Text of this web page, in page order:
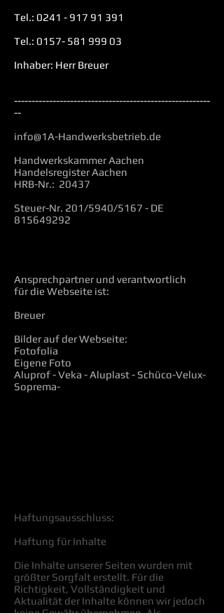
Tel.: 0241 - 917 91 391
Tel.: 0157- 581 999 03
Inhaber: Herr Breuer
--------------------------------------------------------
--
info@1A-Handwerksbetrieb.de
Handwerkskammer Aachen
Handelsregister Aachen
HRB-Nr.: 20437
Steuer-Nr. 201/5940/5167 - DE
815649292
Ansprechpartner und verantwortlich
für die Webseite ist:
Breuer
Bilder auf der Webseite:
Fotofolia
Eigene Foto
Aluprof - Veka - Aluplast - Schüco-Velux-
Soprema-
Haftungsausschluss:
Haftung für Inhalte
Die Inhalte unserer Seiten wurden mit
größter Sorgfalt erstellt. Für die
Richtigkeit, Vollständigkeit und
Aktualität der Inhalte können wir jedoch